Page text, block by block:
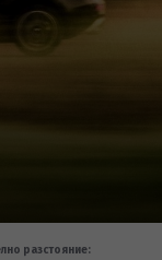
разстояние: